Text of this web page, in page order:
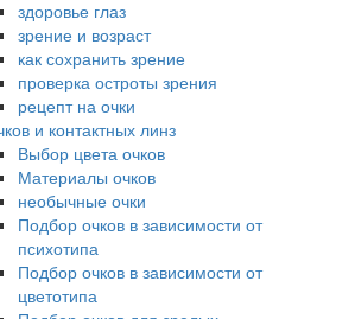
здоровье глаз
зрение и возраст
как сохранить зрение
проверка остроты зрения
рецепт на очки
и контактных линз
Выбор цвета очков
Материалы очков
необычные очки
Подбор очков в зависимости от
психотипа
Подбор очков в зависимости от
цветотипа